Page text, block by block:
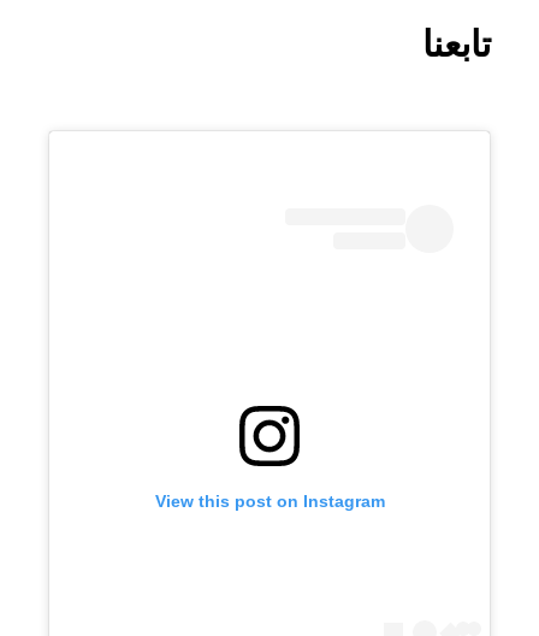
تابعنا
View this post on Instagram